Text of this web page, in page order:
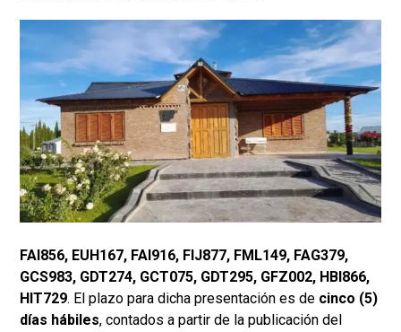
FAI856, EUH167, FAI916, FIJ877, FML149, FAG379,
GCS983, GDT274, GCT075, GDT295, GFZ002, HBI866,
HIT729. El plazo para dicha presentación es de cinco (5)
días hábiles, contados a partir de la publicación del